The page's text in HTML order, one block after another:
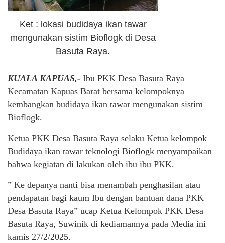
Ket : lokasi budidaya ikan tawar
mengunakan sistim Bioflogk di Desa
Basuta Raya.
KUALA KAPUAS,- Ibu PKK Desa Basuta Raya
Kecamatan Kapuas Barat bersama kelompoknya
kembangkan budidaya ikan tawar mengunakan sistim
Bioflogk.
Ketua PKK Desa Basuta Raya selaku Ketua kelompok
Budidaya ikan tawar teknologi Bioflogk menyampaikan
bahwa kegiatan di lakukan oleh ibu ibu PKK.
” Ke depanya nanti bisa menambah penghasilan atau
pendapatan bagi kaum Ibu dengan bantuan dana PKK
Desa Basuta Raya” ucap Ketua Kelompok PKK Desa
Basuta Raya, Suwinik di kediamannya pada Media ini
kamis 27/2/2025.